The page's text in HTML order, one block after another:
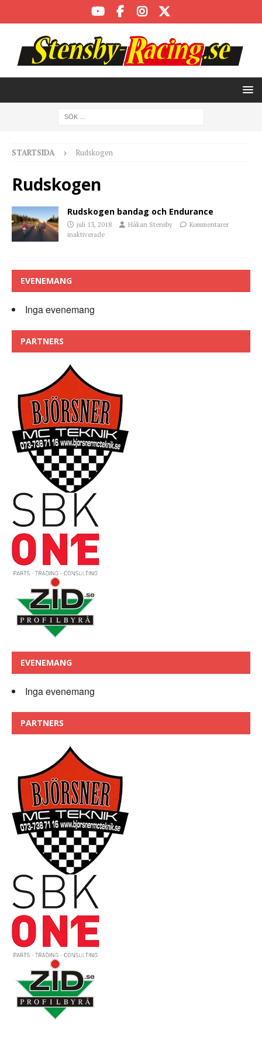
STARTSIDA Rudskogen
Rudskogen
Rudskogen bandag och Endurance
juli 13, 2018 Håkan Stensby
Kommentarer
inaktiverade
EVENEMANG
Inga evenemang
PARTNERS
EVENEMANG
Inga evenemang
PARTNERS